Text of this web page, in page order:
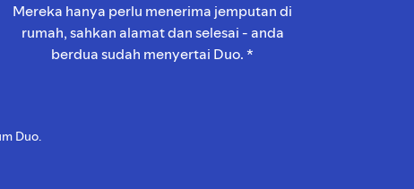
Mereka hanya perlu menerima jemputan di
rumah, sahkan alamat dan selesai - anda
berdua sudah menyertai Duo. *
Duo.